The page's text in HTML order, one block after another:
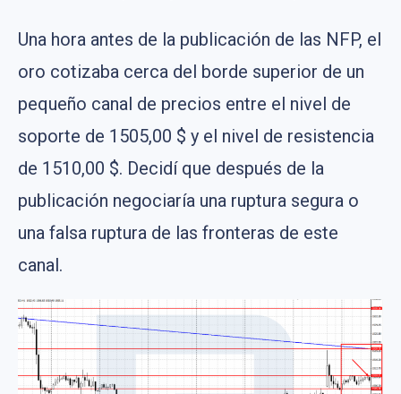
Una hora antes de la publicación de las NFP, el
oro cotizaba cerca del borde superior de un
pequeño canal de precios entre el nivel de
soporte de 1505,00 $ y el nivel de resistencia
de 1510,00 $. Decidí que después de la
publicación negociaría una ruptura segura o
una falsa ruptura de las fronteras de este
canal.